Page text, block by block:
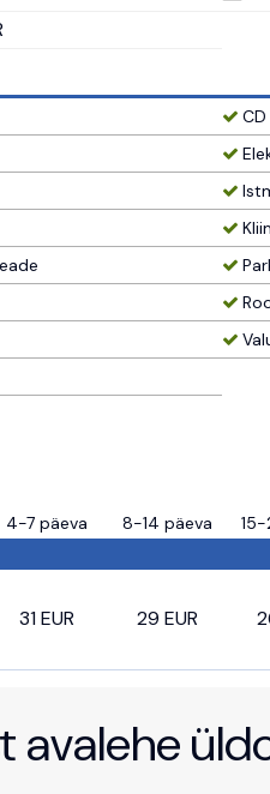
4-7 päeva 8-14 päeva 15-
31 EUR 29 EUR
avalehe